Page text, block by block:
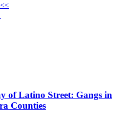
of Latino Street: Gangs in
Counties